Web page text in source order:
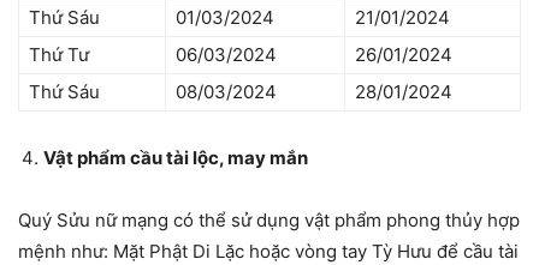
Thứ Sáu
01/03/2024
21/01/2024
Thứ Tư
06/03/2024
26/01/2024
Thứ Sáu
08/03/2024 28/01/2024
Vật phẩm cầu tài lộc, may mắn
Quý Sửu nữ mạng có thể sử dụng vật phẩm phong thủy hợp
mệnh như: Mặt Phật Di Lặc hoặc vòng tay Tỳ Hưu để cầu tài